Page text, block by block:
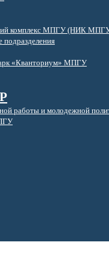
комплекс МПГУ (НИК
подразделения
«Кванториум» МПГУ
работы и молодежной